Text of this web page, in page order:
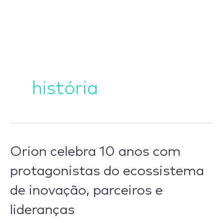
história
Orion celebra 10 anos com
protagonistas do ecossistema
de inovação, parceiros e
lideranças
Orion
10
anos
protagonistas